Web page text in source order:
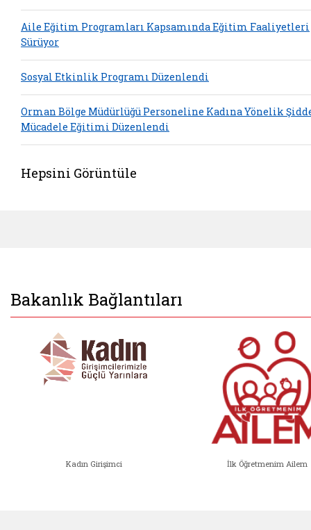
Aile Eğitim Programları Kapsamında Eğitim Faaliyetleri
Sürüyor
Sosyal Etkinlik Programı Düzenlendi
Orman Bölge Müdürlüğü Personeline Kadına Yönelik
Mücadele Eğitimi Düzenlendi
Hepsini Görüntüle
Bakanlık Bağlantıları
Kadın Girişimci İlk Öğretmenim Ailem